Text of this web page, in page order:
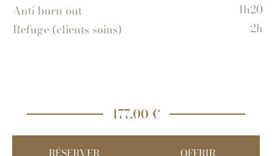
Anti burn out
1h20
Refuge (clients soins)
2h
RÉSERVER OFFRIR
177,00 €